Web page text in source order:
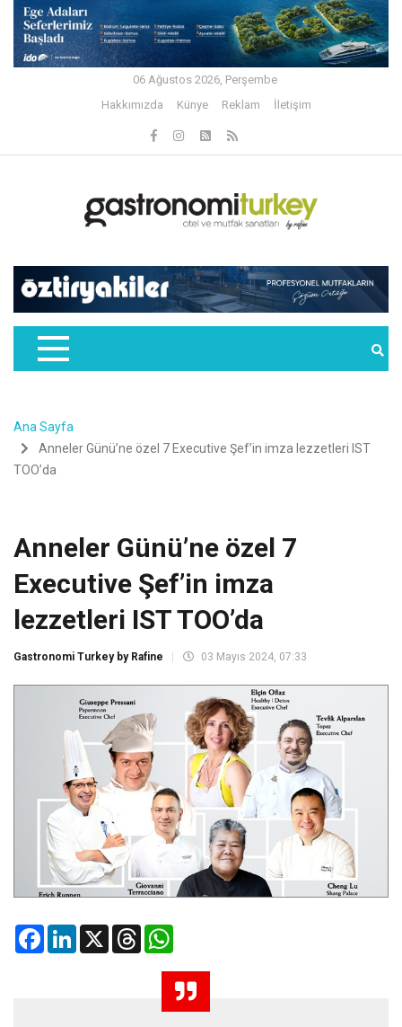
06 Ağustos 2026, Perşembe
Hakkımızda
Künye Reklam İletişim
Ana Sayfa
Anneler Günü’ne özel 7 Executive Şef’in imza lezzetleri IST
TOO’da
Anneler Günü’ne özel 7
Executive Şef’in imza
lezzetleri IST TOO’da
Gastronomi Turkey by Rafine 03 Mayıs 2024, 07:33
FacebookLinkedIn
X Threads